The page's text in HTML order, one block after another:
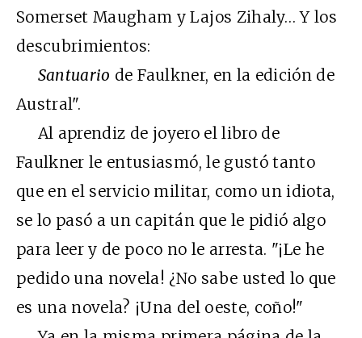
Somerset Maugham y Lajos Zihaly… Y los
descubrimientos:
Santuario de Faulkner, en la edición de
Austral".
Al aprendiz de joyero el libro de
Faulkner le entusiasmó, le gustó tanto
que en el servicio militar, como un idiota,
se lo pasó a un capitán que le pidió algo
para leer y de poco no le arresta. "¡Le he
pedido una novela! ¿No sabe usted lo que
es una novela? ¡Una del oeste, coño!"